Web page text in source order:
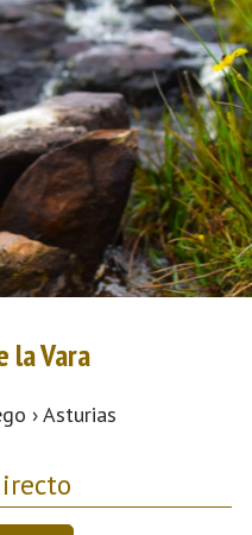
la Vara
› Asturias